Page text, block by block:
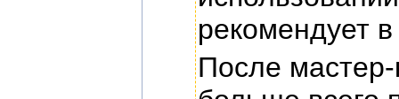
рекомендует
После